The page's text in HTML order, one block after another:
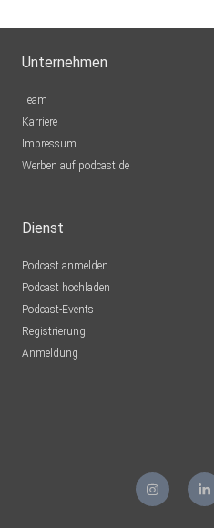
Unternehmen
Team
Karriere
Impressum
Werben auf podcast.de
Dienst
Podcast anmelden
Podcast hochladen
Podcast-Events
Registrierung
Anmeldung